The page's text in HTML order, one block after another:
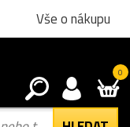
Vše o nákupu
0